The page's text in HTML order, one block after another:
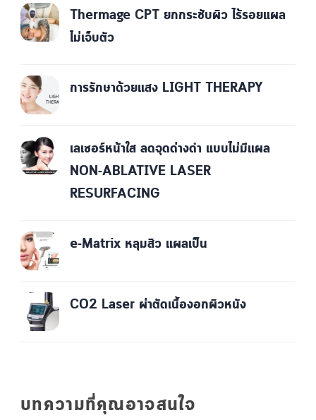
Thermage CPT ยกกระชับผิว ไร้รอยแผล
ไม่เจ็บตัว
การรักษาด้วยแสง LIGHT THERAPY
เลเซอร์หน้าใส ลดจุดด่างดำ แบบไม่มีแผล
NON-ABLATIVE LASER
RESURFACING
e-Matrix หลุมสิว แผลเป็น
CO2 Laser ผ่าตัดเนื้องอกผิวหนัง
บทความที่คุณอาจสนใจ